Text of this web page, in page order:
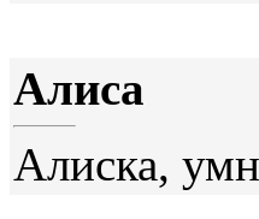
Алиса
Алиска,